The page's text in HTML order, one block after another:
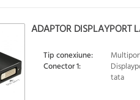
ADAPTOR
Tip conexiune:
Conector 1:
tata